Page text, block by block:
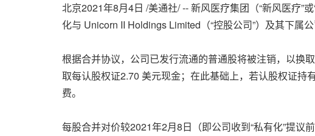
北京2021年8月4日 /美通社/ -- 新风医疗集团（“新风医疗”
化与 Unicorn II Holdings Limited（“控股公司”）及其下属
根据合并协议，公司已发行流通的普通股将被注销，以换
取每认股权证2.70 美元现金；在此基础上，若认股权证
费。
每股合并对价较2021年2月8日（即公司收到“私有化”提